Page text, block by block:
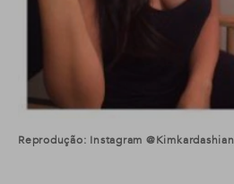
Reprodução: Instagram @kimkardashian